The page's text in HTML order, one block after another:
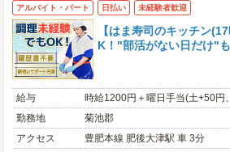
アルバイト・パート 日払い 未経験者歓迎
【はま寿司のキッチン
K！"部活がない日だけ"
給与
時給1200円＋曜日手当(土+50円
勤務地
菊池郡
アクセス
豊肥本線 肥後大津駅 車 3分